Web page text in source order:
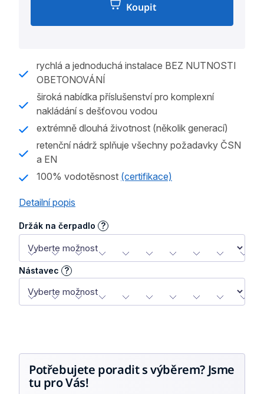
Koupit
rychlá a jednoduchá instalace BEZ NUTNOSTI
OBETONOVÁNÍ
široká nabídka příslušenství pro komplexní
nakládání s dešťovou vodou
extrémně dlouhá životnost (několik generací)
retenční nádrž splňuje všechny požadavky ČSN
a EN
100% vodotěsnost (certifikace)
Detailní popis
Držák na čerpadlo ?
Nástavec ?
Potřebujete poradit s výběrem? Jsme
tu pro Vás!